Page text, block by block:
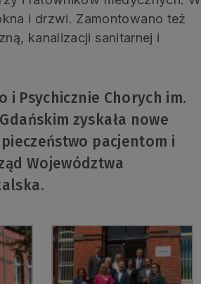
i drzwi. Zamontowano też
kanalizacji sanitarnej i
Psychicznie Chorych im.
zyskała nowe
pacjentom i
Województwa